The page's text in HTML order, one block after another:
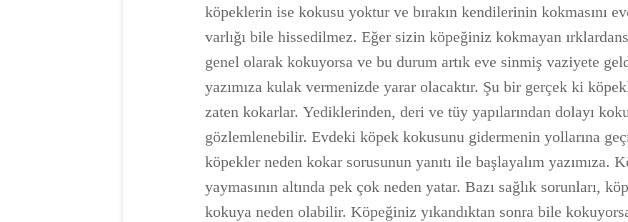
köpeklerin ise kokusu yoktur ve bırakın kendilerinin kokmasını
varlığı bile hissedilmez. Eğer sizin köpeğiniz kokmayan
genel olarak kokuyorsa ve bu durum artık eve sinmiş vaziyete
yazımıza kulak vermenizde yarar olacaktır. Şu bir gerçek ki
zaten kokarlar. Yediklerinden, deri ve tüy yapılarından dolayı
gözlemlenebilir. Evdeki köpek kokusunu gidermenin yollarına
köpekler neden kokar sorusunun yanıtı ile başlayalım yazımıza.
yaymasının altında pek çok neden yatar. Bazı sağlık sorunları,
kokuya neden olabilir. Köpeğiniz yıkandıktan sonra bile